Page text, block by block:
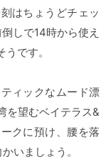
はちょうどチェッ
しで14時から使え
です。
ィックなムード漂
を望むベイテラス&
クに預け、腰を落
いましょう。